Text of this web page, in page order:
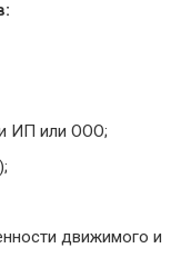
ИП или ООО;
движимого и